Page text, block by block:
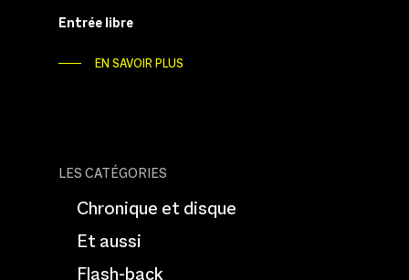
Entrée libre
EN SAVOIR PLUS
LES CATÉGORIES
Chronique et disque
Et aussi
Flash-back